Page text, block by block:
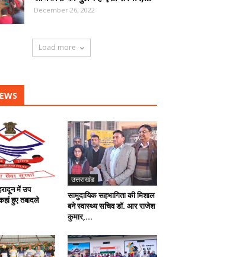
December 26, 2022
Load more
में उप
हुए तबादले
उत्तराखंड
सामुदायिक सहभागिता की मिशाल
बने स्वास्थ्य सचिव डॉ. आर राजेश
कुमार,...